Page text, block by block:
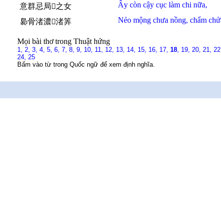
意群忌局𬈋之女
Ấy còn cậy cục làm chi nữa,
裊骨渚濃󰥺渚筭
Nẻo mộng chưa nồng, chẩm
Mọi bài thơ trong Thuật hứng
1, 2, 3, 4, 5, 6, 7, 8, 9, 10, 11, 12, 13, 14, 15, 16, 17, 18, 19, 20, 21,
24, 25
Bấm vào từ trong Quốc ngữ để xem định nghĩa.